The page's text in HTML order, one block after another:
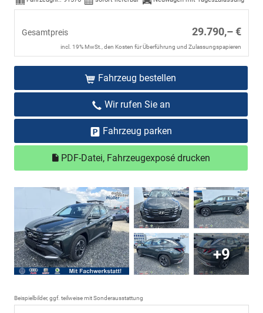
Gesamtpreis 29.790,– €
incl. 19% MwSt., den Kosten für Überführung und Zulassungspapieren
Fahrzeug bestellen
Wir rufen Sie an
Fahrzeug parken
PDF-Datei, Fahrzeugexposé drucken
+9
Beispielbilder, ggf. teilweise mit Sonderausstattung